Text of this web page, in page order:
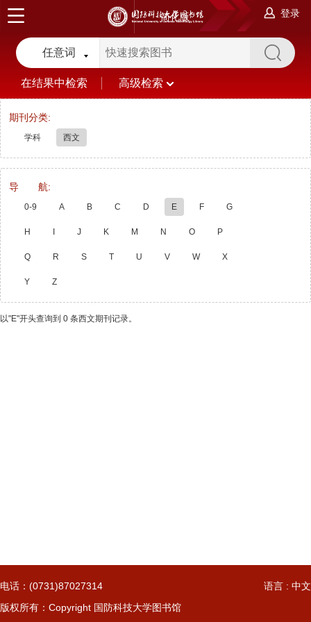
登录
简化版
任意词
在结果中检索 高级检索
期刊分类:
学科 西文
导 航:
0-9 A B C D E F G
H J K M N O P
Q R S T U V W X
Y Z
以"E"开头查询到 0 条西文期刊记录。
电话：(0731)87027314
语言 : 中文
版权所有：Copyright 国防科技大学图书馆